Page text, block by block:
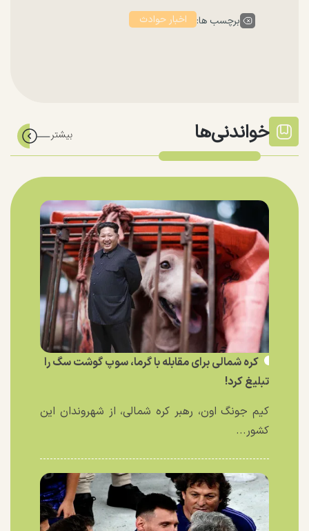
برچسب ها: اخبار حوادث
خواندنی‌ها
کره شمالی برای مقابله با گرما، سوپ گوشت سگ را
تبلیغ کرد!
کیم جونگ اون، رهبر کره شمالی، از شهروندان این
کشور...